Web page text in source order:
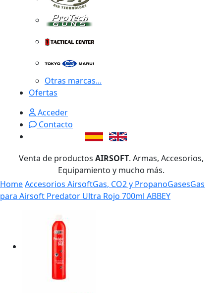
Otras marcas...
Ofertas
Acceder
Contacto
Venta de productos AIRSOFT. Armas, Accesorios,
Equipamiento y mucho más.
HomeAccesorios AirsoftGas, CO2 y PropanoGasesGas
para Airsoft Predator Ultra Rojo 700ml ABBEY